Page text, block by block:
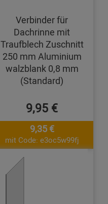
Verbinder für
Dachrinne mit
Traufblech Zuschnitt
250 mm Aluminium
walzblank 0,8 mm
(Standard)
9,95 €
9,35 €
mit Code: e3oc5w99fj